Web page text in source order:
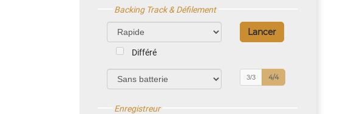
Backing Track & Défilement
Différé
3/3 4/4
Enregistreur